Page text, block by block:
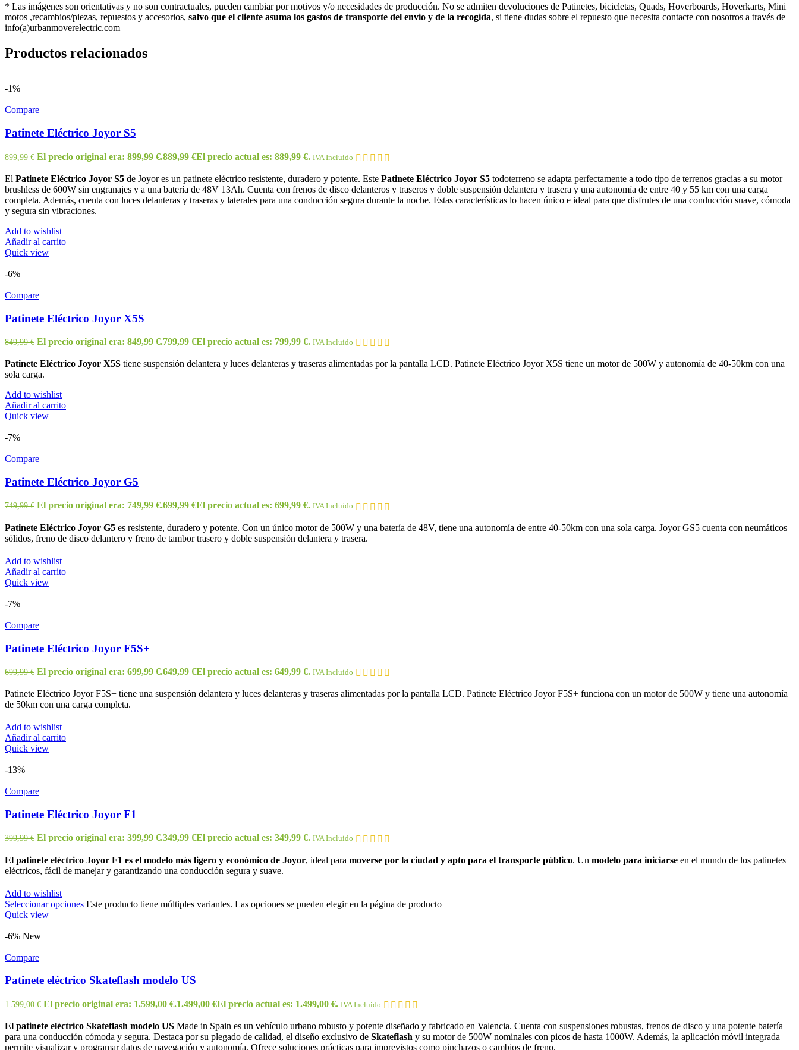
* Las imágenes son orientativas y no son contractuales, pueden cambiar por motivos y/o necesidades de producción. No se admiten devoluciones de Patinetes, bicicletas, Quads, Hoverboards, Hoverkarts, Mini
motos ,recambios/piezas, repuestos y accesorios, salvo que el cliente asuma los gastos de transporte del envio y de la recogida, si tiene dudas sobre el repuesto que necesita contacte con nosotros a través de
info(a)urbanmoverelectric.com
Productos relacionados
-1%
Compare
Patinete Eléctrico Joyor S5
899,99€ El precio original era: 899,99 €.889,99 €El precio actual es: 889,99 €. IVA Incluido
El Patinete Eléctrico Joyor S5 de Joyor es un patinete eléctrico resistente, duradero y potente. Este Patinete Eléctrico Joyor S5 todoterreno se adapta perfectamente a todo tipo de terrenos gracias a su motor
brushless de 600W sin engranajes y a una batería de 48V 13Ah. Cuenta con frenos de disco delanteros y traseros y doble suspensión delantera y trasera y una autonomía de entre 40 y 55 km con una carga
completa. Además, cuenta con luces delanteras y traseras y laterales para una conducción segura durante la noche. Estas características lo hacen único e ideal para que disfrutes de una conducción suave, cómoda
y segura sin vibraciones.
Add to wishlist
Añadir al carrito
Quick view
-6%
Compare
Patinete Eléctrico Joyor X5S
849,99€ El precio original era: 849,99 €.799,99 €El precio actual es: 799,99 €. IVA Incluido
Patinete Eléctrico Joyor X5S tiene suspensión delantera y luces delanteras y traseras alimentadas por la pantalla LCD. Patinete Eléctrico Joyor X5S tiene un motor de 500W y autonomía de 40-50km con una
sola carga.
Add to wishlist
Añadir al carrito
Quick view
-7%
Compare
Patinete Eléctrico Joyor G5
749,99€ El precio original era: 749,99 €.699,99 €El precio actual es: 699,99 €. IVA Incluido
Patinete Eléctrico Joyor G5 es resistente, duradero y potente. Con un único motor de 500W y una batería de 48V, tiene una autonomía de entre 40-50km con una sola carga. Joyor GS5 cuenta con neumáticos
sólidos, freno de disco delantero y freno de tambor trasero y doble suspensión delantera y trasera.
Add to wishlist
Añadir al carrito
Quick view
-7%
Compare
Patinete Eléctrico Joyor F5S+
699,99€ El precio original era: 699,99 €.649,99 €El precio actual es: 649,99 €. IVA Incluido
Patinete Eléctrico Joyor F5S+ tiene una suspensión delantera y luces delanteras y traseras alimentadas por la pantalla LCD. Patinete Eléctrico Joyor F5S+ funciona con un motor de 500W y tiene una autonomía
de 50km con una carga completa.
Add to wishlist
Añadir al carrito
Quick view
-13%
Compare
Patinete Eléctrico Joyor F1
399,99€ El precio original era: 399,99 €.349,99 €El precio actual es: 349,99 €. IVA Incluido
El patinete eléctrico Joyor F1 es el modelo más ligero y económico de Joyor, ideal para moverse por la ciudad y apto para el transporte público. Un modelo para iniciarse en el mundo de los patinetes
eléctricos, fácil de manejar y garantizando una conducción segura y suave.
Add to wishlist
Seleccionar opciones Este producto tiene múltiples variantes. Las opciones se pueden elegir en la página de producto
Quick view
-6% New
Compare
Patinete eléctrico Skateflash modelo US
1.599,00€ El precio original era: 1.599,00 €.1.499,00 €El precio actual es: 1.499,00 €. IVA Incluido
El patinete eléctrico Skateflash modelo US Made in Spain es un vehículo urbano robusto y potente diseñado y fabricado en Valencia. Cuenta con suspensiones robustas, frenos de disco y una potente batería
para una conducción cómoda y segura. Destaca por su plegado de calidad, el diseño exclusivo de Skateflash y su motor de 500W nominales con picos de hasta 1000W. Además, la aplicación móvil integrada
permite visualizar y programar datos de navegación y autonomía. Ofrece soluciones prácticas para imprevistos como pinchazos o cambios de freno.